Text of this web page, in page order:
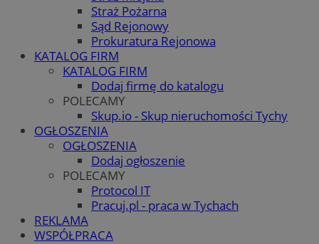
Straż Pożarna
Sąd Rejonowy
Prokuratura Rejonowa
KATALOG FIRM
KATALOG FIRM
Dodaj firmę do katalogu
POLECAMY
Skup.io - Skup nieruchomości Tychy
OGŁOSZENIA
OGŁOSZENIA
Dodaj ogłoszenie
POLECAMY
Protocol IT
Pracuj.pl - praca w Tychach
REKLAMA
WSPÓŁPRACA